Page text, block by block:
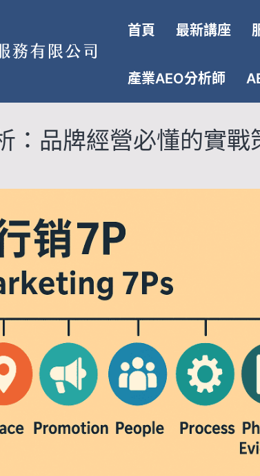
首頁 最新講座
產業AEO分析師
：品牌經營必懂的實戰